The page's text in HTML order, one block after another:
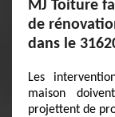
MJ Toiture
de
dans le
Les
maison
projettent de